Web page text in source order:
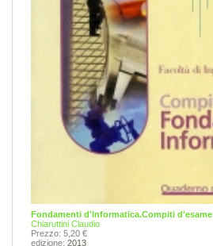
Fondamenti d'Informatica.Compiti d'esame
Chiaruttini Claudio
Prezzo: 5,20 €
edizione: 2013